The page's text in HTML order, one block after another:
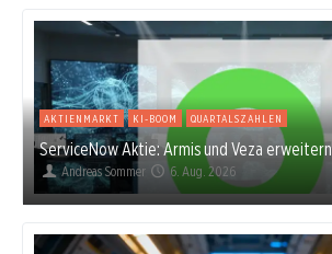
AKTIENMARKT KI-BOOM QUARTALSZAHLEN
ServiceNow Aktie: Armis und Veza
Andreas Sommer 6. Aug. 2026